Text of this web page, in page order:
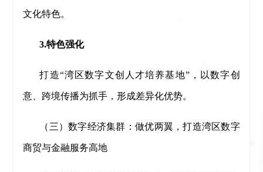
文化特色。
3.特色强化
打造“湾区数字文创人才培养基地”，以数字创
意、跨境传播为抓手，形成差异化优势。
（三）数字经济集群：做优两翼，打造湾区数字
商贸与金融服务高地